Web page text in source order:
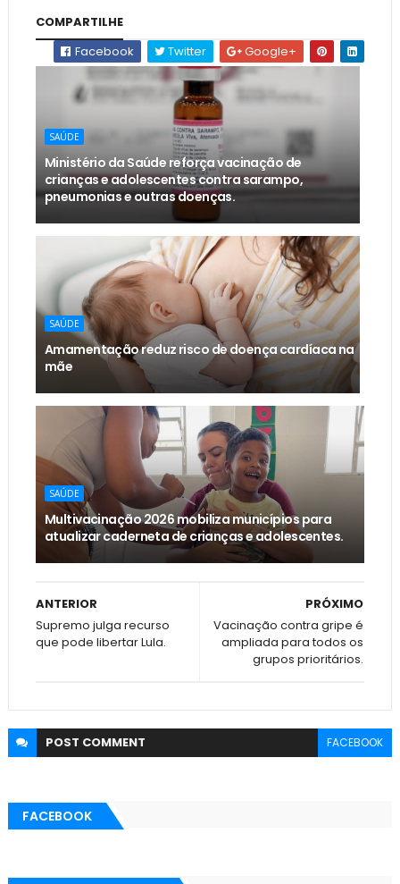
COMPARTILHE
Facebook
Twitter Google+
SAÚDE
Ministério da Saúde reforça vacinação de
crianças e adolescentes contra sarampo,
pneumonias e outras doenças.
SAÚDE
Amamentação reduz risco de doença cardíaca na
mãe
SAÚDE
Multivacinação 2026 mobiliza municípios para
atualizar caderneta de crianças e adolescentes.
PRÓXIMO
Vacinação contra gripe é
ampliada para todos os
grupos prioritários.
ANTERIOR
Supremo julga recurso
que pode libertar Lula.
POST COMMENT FACEBOOK
FACEBOOK